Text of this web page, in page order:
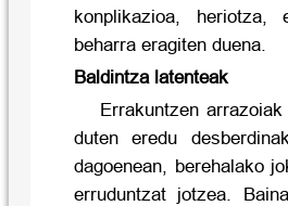
konplikazioa, heriotza,
beharra eragiten duena.
Baldintza latenteak
Errakuntzen
duten eredu
dagoenean, berehalako
erruduntzat jotzea.